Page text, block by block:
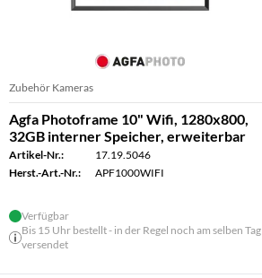
Zubehör Kameras
Agfa Photoframe 10" Wifi, 1280x800,
32GB interner Speicher, erweiterbar
Artikel-Nr.:
17.19.5046
Herst.-Art.-Nr.:
APF1000WIFI
Verfügbar
Bis 15 Uhr bestellt - in der Regel noch am selben Tag
versendet